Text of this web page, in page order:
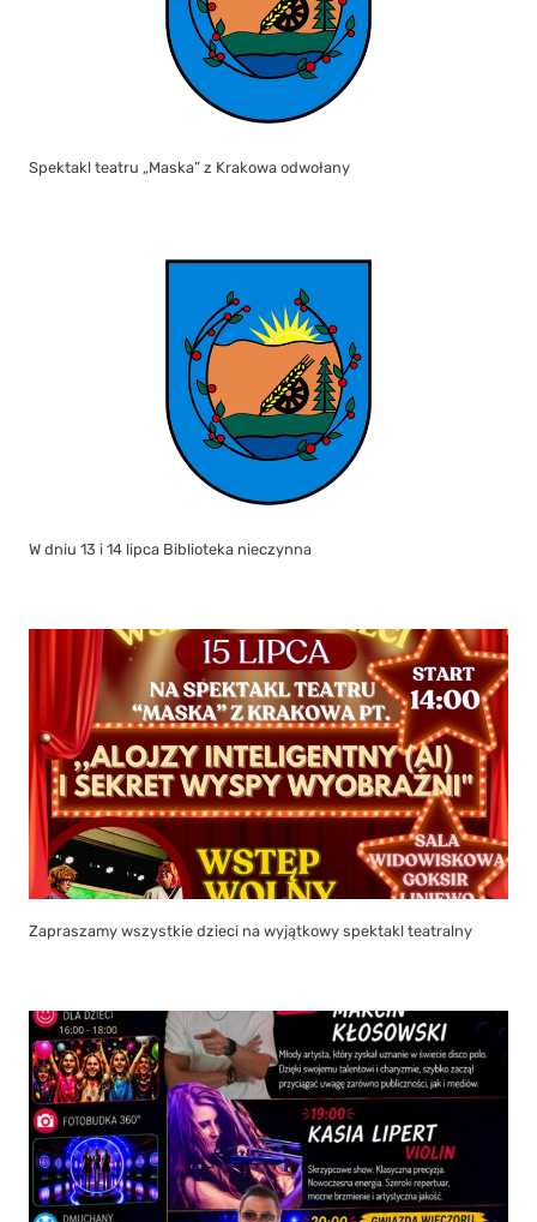
Spektakl teatru „Maska” z Krakowa odwołany
W dniu 13 i 14 lipca Biblioteka nieczynna
Zapraszamy wszystkie dzieci na wyjątkowy spektakl teatralny